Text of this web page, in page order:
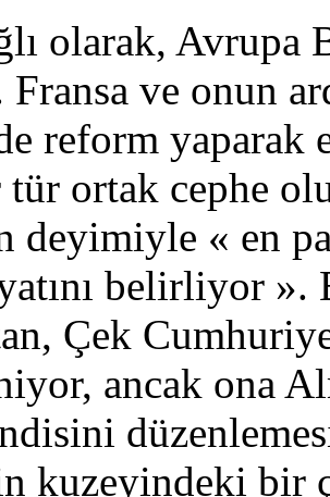
olarak,
ve onun
reform yaparak
ortak cephe
deyimiyle « en
belirliyor ».
Çek
ancak ona
kuzeyindeki bir